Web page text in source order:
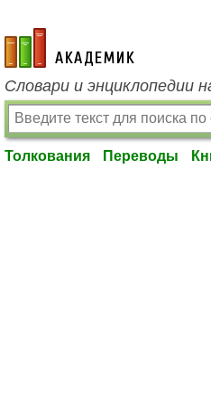
academic.ru
Словари и энциклопедии
Толкования Переводы